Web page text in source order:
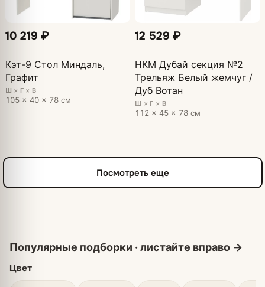
10 219 ₽
Кэт-9 Стол Миндаль,
Графит
Ш × Г × В
105 × 40 × 78 см
12 529 ₽
НКМ Дубай секция №2
Трельяж Белый жемчуг /
Дуб Вотан
Ш × Г × В
112 × 45 × 78 см
Посмотреть еще
Цвет